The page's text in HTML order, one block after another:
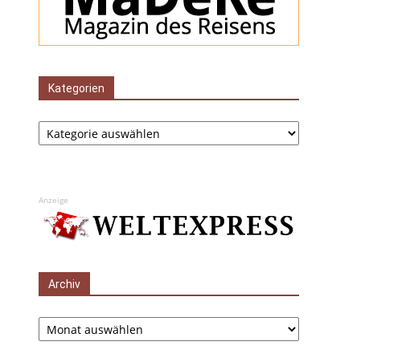
Kategorien
Kategorien
Anzeige
Archiv
Archiv